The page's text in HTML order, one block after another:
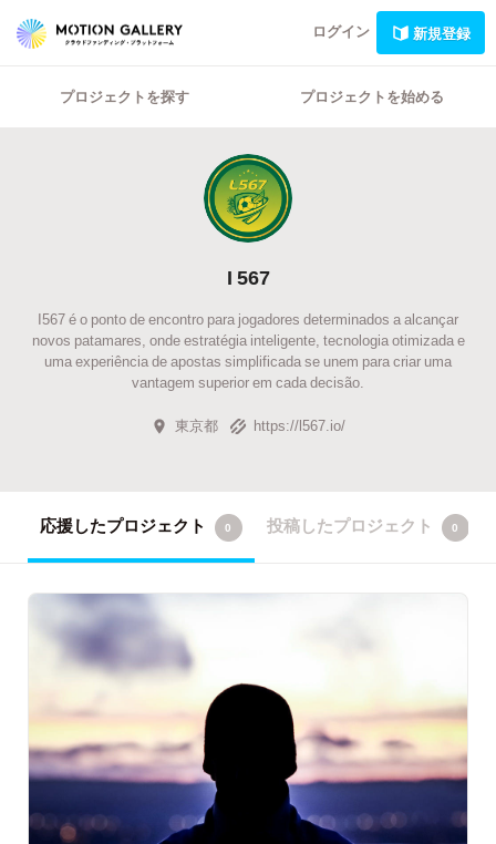
ログイン 新規登録
プロジェクトを探す プロジェクトを始める
I 567
I567 é o ponto de encontro para jogadores determinados a alcançar
novos patamares, onde estratégia inteligente, tecnologia otimizada e
uma experiência de apostas simplificada se unem para criar uma
vantagem superior em cada decisão.
東京都 https://l567.io/
応援したプロジェクト 0 投稿したプロジェクト 0